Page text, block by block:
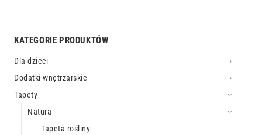
KATEGORIE PRODUKTÓW
Dla dzieci
Dodatki wnętrzarskie
Tapety
Natura
Tapeta rośliny